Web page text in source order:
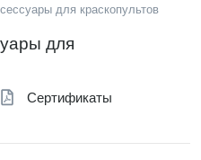
для краскопультов
для
Сертификаты